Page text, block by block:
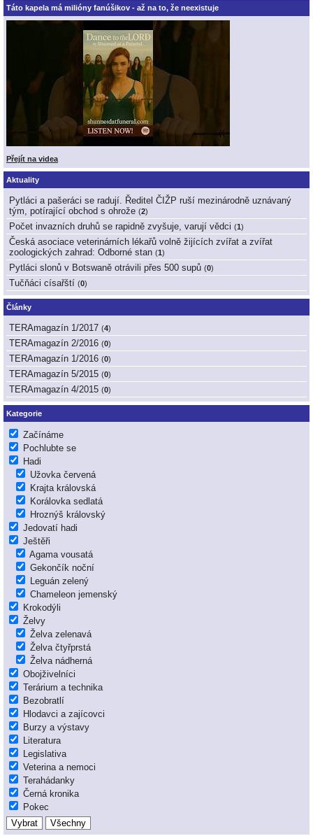
Táto kapela má milióny fanúšikov - až na to, že neexistuje
Přejít na videa
Aktuality
Pytláci a pašeráci se radují. Ředitel ČIŽP ruší mezinárodně uznávaný
tým, potírající obchod s ohrože (2)
Počet invazních druhů se rapidně zvyšuje, varují vědci (1)
Česká asociace veterinárních lékařů volně žijících zvířat a zvířat
zoologických zahrad: Odborné stan (1)
Pytláci slonů v Botswaně otrávili přes 500 supů (0)
Tučňáci císařští (0)
Články
TERAmagazín 1/2017 (4)
TERAmagazín 2/2016 (0)
TERAmagazín 1/2016 (0)
TERAmagazín 5/2015 (0)
TERAmagazín 4/2015 (0)
Kategorie
Začínáme
Pochlubte se
Hadi
Užovka červená
Krajta královská
Korálovka sedlatá
Hroznýš královský
Jedovatí hadi
Ještěři
Agama vousatá
Gekončík noční
Leguán zelený
Chameleon jemenský
Krokodýli
Želvy
Želva zelenavá
Želva čtyřprstá
Želva nádherná
Obojživelníci
Terárium a technika
Bezobratlí
Hlodavci a zajícovci
Burzy a výstavy
Literatura
Legislativa
Veterina a nemoci
Terahádanky
Černá kronika
Pokec